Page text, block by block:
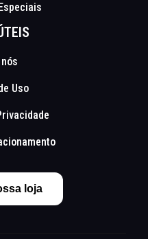
Uso
loja